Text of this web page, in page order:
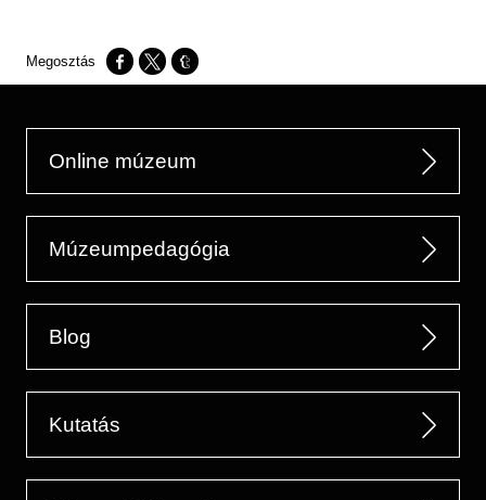
Opens in a new window
Opens in a new window
Opens in a new window
Online múzeum
Múzeumpedagógia
Blog
Kutatás